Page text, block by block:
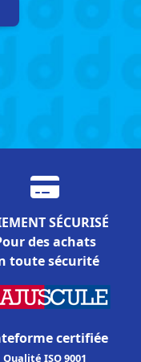
SÉCURISÉ
des achats
toute sécurité
certifiée
Qualité ISO 9001